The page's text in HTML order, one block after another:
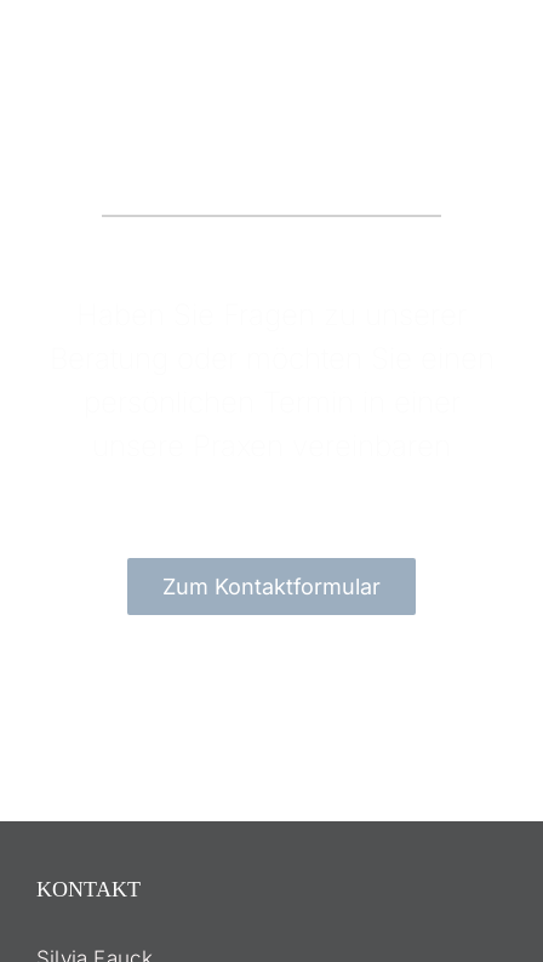
Zum Kontaktformular
KONTAKT